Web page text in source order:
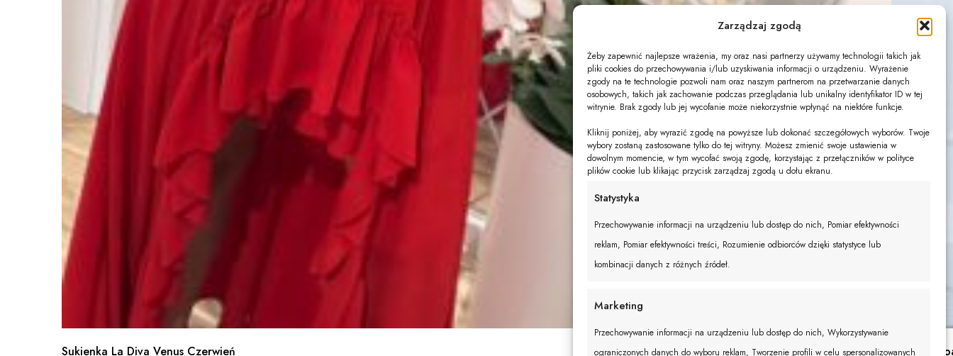
Zarządzaj zgodą
Żeby zapewnić najlepsze wrażenia, my oraz nasi partnerzy używamy technologii takich jak
pliki cookies do przechowywania i/lub uzyskiwania informacji o urządzeniu. Wyrażenie
zgody na te technologie pozwoli nam oraz naszym partnerom na przetwarzanie danych
osobowych, takich jak zachowanie podczas przeglądania lub unikalny identyfikator ID w tej
witrynie. Brak zgody lub jej wycofanie może niekorzystnie wpłynąć na niektóre funkcje.
Kliknij poniżej, aby wyrazić zgodę na powyższe lub dokonać szczegółowych wyborów. Twoje
wybory zostaną zastosowane tylko do tej witryny. Możesz zmienić swoje ustawienia w
dowolnym momencie, w tym wycofać swoją zgodę, korzystając z przełączników w polityce
plików cookie lub klikając przycisk zarządzaj zgodą u dołu ekranu.
Statystyka
Przechowywanie informacji na urządzeniu lub dostęp do nich, Pomiar efektywności
reklam, Pomiar efektywności treści, Rozumienie odbiorców dzięki statystyce lub
kombinacji danych z różnych źródeł.
Marketing
Przechowywanie informacji na urządzeniu lub dostęp do nich, Wykorzystywanie
ograniczonych danych do wyboru reklam, Tworzenie profili w celu spersonalizowanych
Sukienka La Diva Venus Czerwień Sukienka